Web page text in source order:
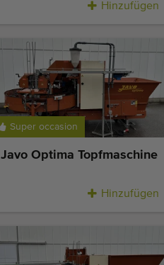
Hinzufügen
Super occasion
Javo Optima Topfmaschine
Hinzufügen